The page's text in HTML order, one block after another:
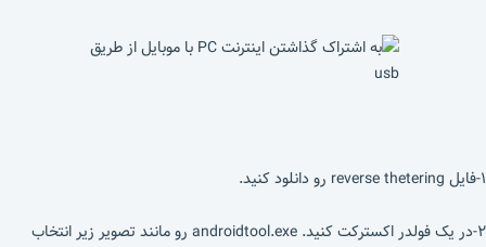
۱-فایل reverse thetering رو دانلود کنید.
۲-در یک فولدر اکسترکت کنید. androidtool.exe رو مانند تصویر زیر انتخاب